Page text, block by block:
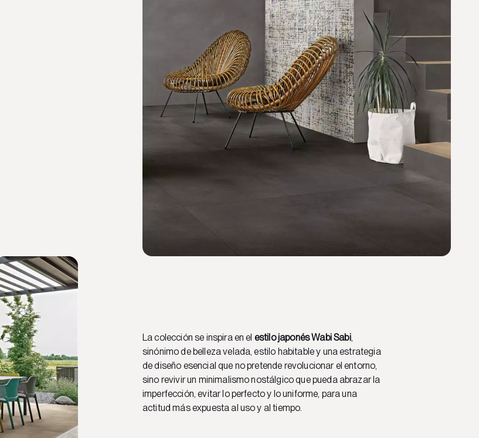
La colección se inspira en el estilo japonés Wabi Sabi,
sinónimo de belleza velada, estilo habitable y una estrategia
de diseño esencial que no pretende revolucionar el entorno,
sino revivir un minimalismo nostálgico que pueda abrazar la
imperfección, evitar lo perfecto y lo uniforme, para una
actitud más expuesta al uso y al tiempo.